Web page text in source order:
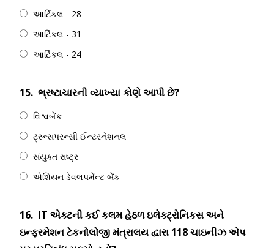
આર્ટિકલ - 28
આર્ટિકલ - 31
આર્ટિકલ - 24
15. ભ્રષ્ટાચારની વ્યાખ્યા કોણે આપી છે?
વિશ્વબેંક
ટ્રન્સપરન્સી ઈન્ટરનેશનલ
સંયુક્ત રાષ્ટ્ર
એશિયન ડેવલપમેંન્ટ બેંક
16. IT એક્ટની કઈ કલમ હેઠળ ઇલેક્ટ્રોનિકસ અને
ઇન્ફરમેશન ટેકનોલોજી મંત્રાલય દ્વારા 118 ચાઇનીઝ એપ